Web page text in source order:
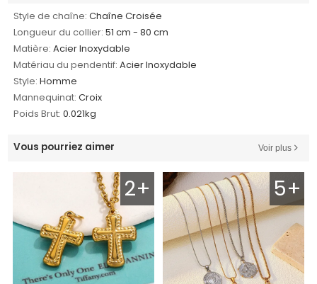
Style de chaîne: Chaîne Croisée
Longueur du collier: 51 cm - 80 cm
Matière: Acier Inoxydable
Matériau du pendentif: Acier Inoxydable
Style: Homme
Mannequinat: Croix
Poids Brut: 0.021kg
Vous pourriez aimer Voir plus
2+ 5+